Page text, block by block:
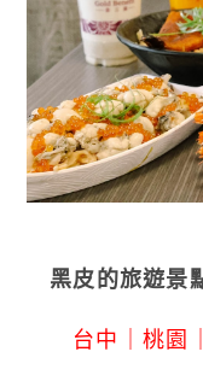
黑皮的旅遊景
台中 ｜桃園